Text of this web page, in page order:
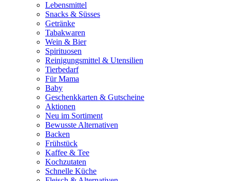
Lebensmittel
Snacks & Süsses
Getränke
Tabakwaren
Wein & Bier
Spirituosen
Reinigungsmittel & Utensilien
Tierbedarf
Für Mama
Baby
Geschenkkarten & Gutscheine
Aktionen
Neu im Sortiment
Bewusste Alternativen
Backen
Frühstück
Kaffee & Tee
Kochzutaten
Schnelle Küche